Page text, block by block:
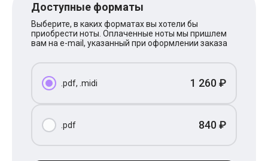
Макс Корж
Алена Швец
Michael Jackson
Modern Talking
BEARWOLF
Юрий Шатунов
Мария Чайковская
Доступные форматы
Выберите, в каких форматах вы хотели бы
приобрести ноты. Оплаченные ноты мы пришлем
вам на e-mail, указанный при оформлении заказа
.pdf, .midi 1 260 ₽
.pdf 840 ₽